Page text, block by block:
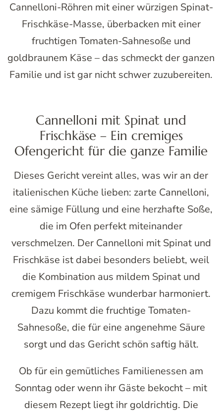
Cannelloni-Röhren mit einer würzigen Spinat-
Frischkäse-Masse, überbacken mit einer
fruchtigen Tomaten-Sahnesoße und
goldbraunem Käse – das schmeckt der ganzen
Familie und ist gar nicht schwer zuzubereiten.
Cannelloni mit Spinat und
Frischkäse – Ein cremiges
Ofengericht für die ganze Familie
Dieses Gericht vereint alles, was wir an der
italienischen Küche lieben: zarte Cannelloni,
eine sämige Füllung und eine herzhafte Soße,
die im Ofen perfekt miteinander
verschmelzen. Der Cannelloni mit Spinat und
Frischkäse ist dabei besonders beliebt, weil
die Kombination aus mildem Spinat und
cremigem Frischkäse wunderbar harmoniert.
Dazu kommt die fruchtige Tomaten-
Sahnesoße, die für eine angenehme Säure
sorgt und das Gericht schön saftig hält.
Ob für ein gemütliches Familienessen am
Sonntag oder wenn ihr Gäste bekocht – mit
diesem Rezept liegt ihr goldrichtig. Die